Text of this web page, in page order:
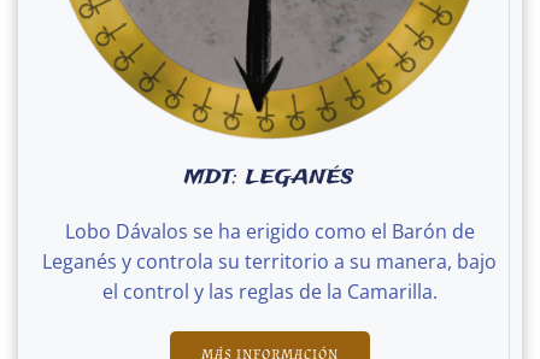
MDT: LEGANÉS
Lobo Dávalos se ha erigido como el Barón de
Leganés y controla su territorio a su manera, bajo
el control y las reglas de la Camarilla.
MÁS INFORMACIÓN